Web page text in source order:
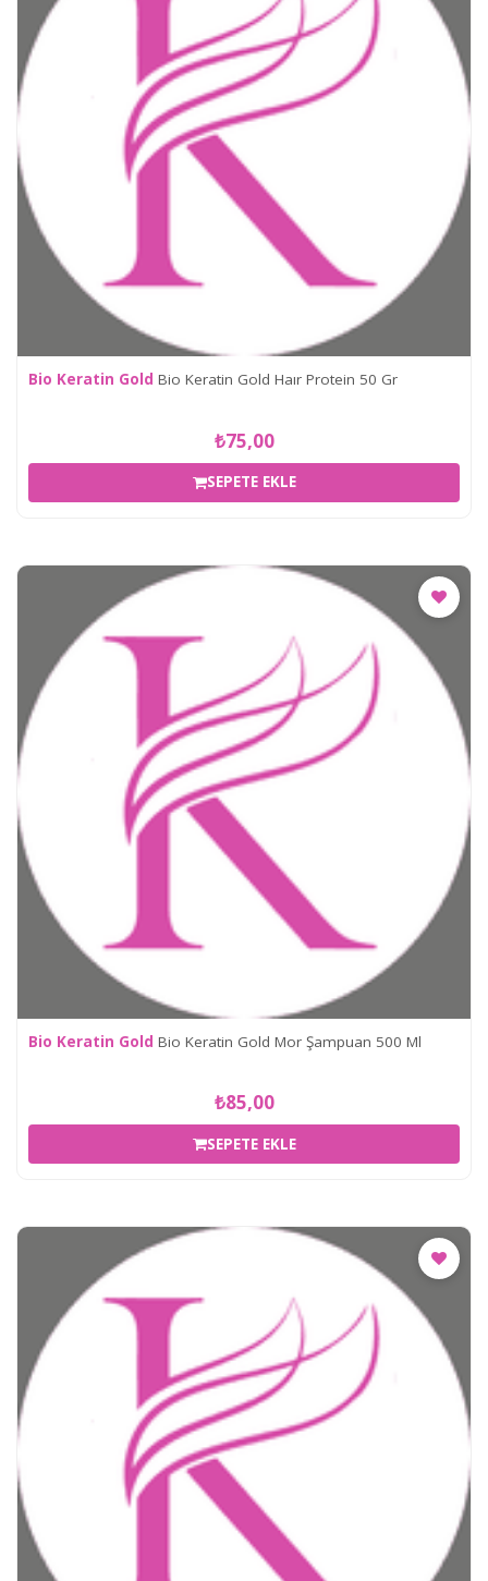
Bio Keratin Gold Bio Keratin Gold Haır Protein 50 Gr
₺75,00
SEPETE EKLE
Bio Keratin Gold Bio Keratin Gold Mor Şampuan 500 Ml
₺85,00
SEPETE EKLE